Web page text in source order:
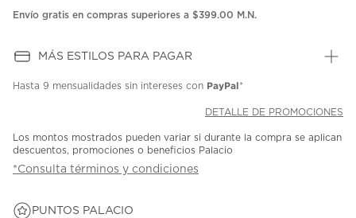
Envío gratis en compras superiores a $399.00 M.N.
MÁS ESTILOS PARA PAGAR
Hasta 9 mensualidades sin intereses con PayPal*
DETALLE DE PROMOCIONES
Los montos mostrados pueden variar si durante la compra se aplican
descuentos, promociones o beneficios Palacio
*Consulta términos y condiciones
PUNTOS PALACIO